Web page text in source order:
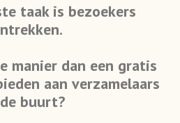
taak is bezoekers
manier dan een gratis
aan verzamelaars
buurt?